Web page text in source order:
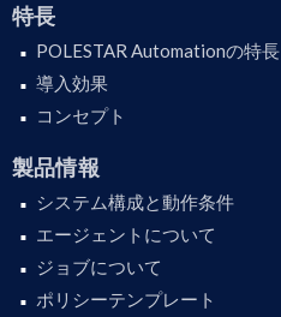
特長
POLESTAR Automationの特長
導入効果
コンセプト
製品情報
システム構成と動作条件
エージェントについて
ジョブについて
ポリシーテンプレート